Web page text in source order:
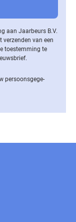
aan Jaarbeurs B.V.
verzenden van een
toestemming te
per­soons­ge­ge­